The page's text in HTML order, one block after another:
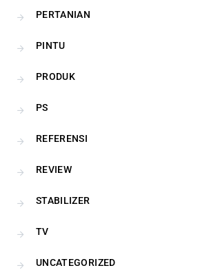
PERTANIAN
PINTU
PRODUK
PS
REFERENSI
REVIEW
STABILIZER
TV
UNCATEGORIZED